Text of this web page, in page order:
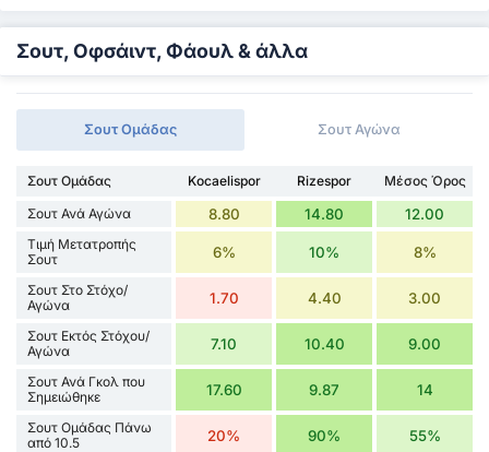
Σουτ, Οφσάιντ, Φάουλ & άλλα
Σουτ Ομάδας Σουτ Αγώνα
Σουτ Ομάδας Kocaelispor Rizespor
Μέσος Όρος
Σουτ Ανά Αγώνα
8.80 14.80 12.00
Τιμή Μετατροπής
Σουτ
6% 10% 8%
Σουτ Στο Στόχο/
Αγώνα
1.70 4.40 3.00
Σουτ Εκτός Στόχου/
Αγώνα
7.10 10.40 9.00
Σουτ Ανά Γκολ που
Σημειώθηκε
17.60 9.87 14
Σουτ Ομάδας Πάνω
από 10.5
20% 90% 55%